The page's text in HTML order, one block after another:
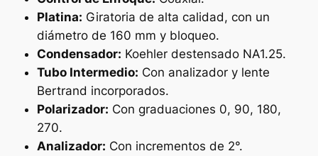
Platina: Giratoria de alta calidad, con un
diámetro de 160 mm y bloqueo.
Condensador: Koehler destensado NA1.25.
Tubo Intermedio: Con analizador y lente
Bertrand incorporados.
Polarizador: Con graduaciones 0, 90, 180,
270.
Analizador: Con incrementos de 2°.